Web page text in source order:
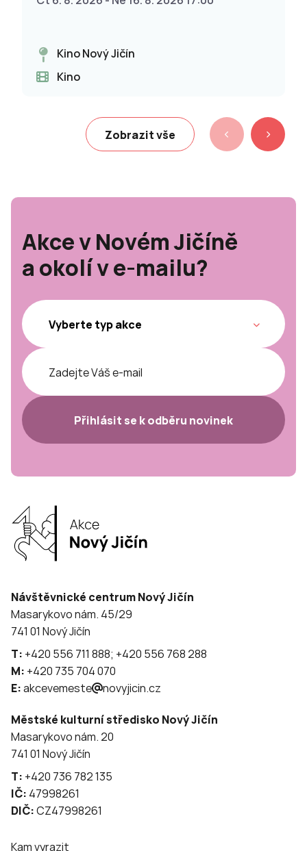
Kino Nový Jičín
Kino
Zobrazit vše
Akce v Novém Jičíně
a okolí v e-mailu?
Přihlásit se k odběru novinek
Návštěvnické centrum Nový Jičín
Masarykovo nám. 45/29
741 01 Nový Jičín
T: +420 556 711 888; +420 556 768 288
M: +420 735 704 070
E:akcevemeste novyjicin.cz
Městské kulturní středisko Nový Jičín
Masarykovo nám. 20
741 01 Nový Jičín
T: +420 736 782 135
IČ: 47998261
DIČ:CZ47998261
Kam vyrazit